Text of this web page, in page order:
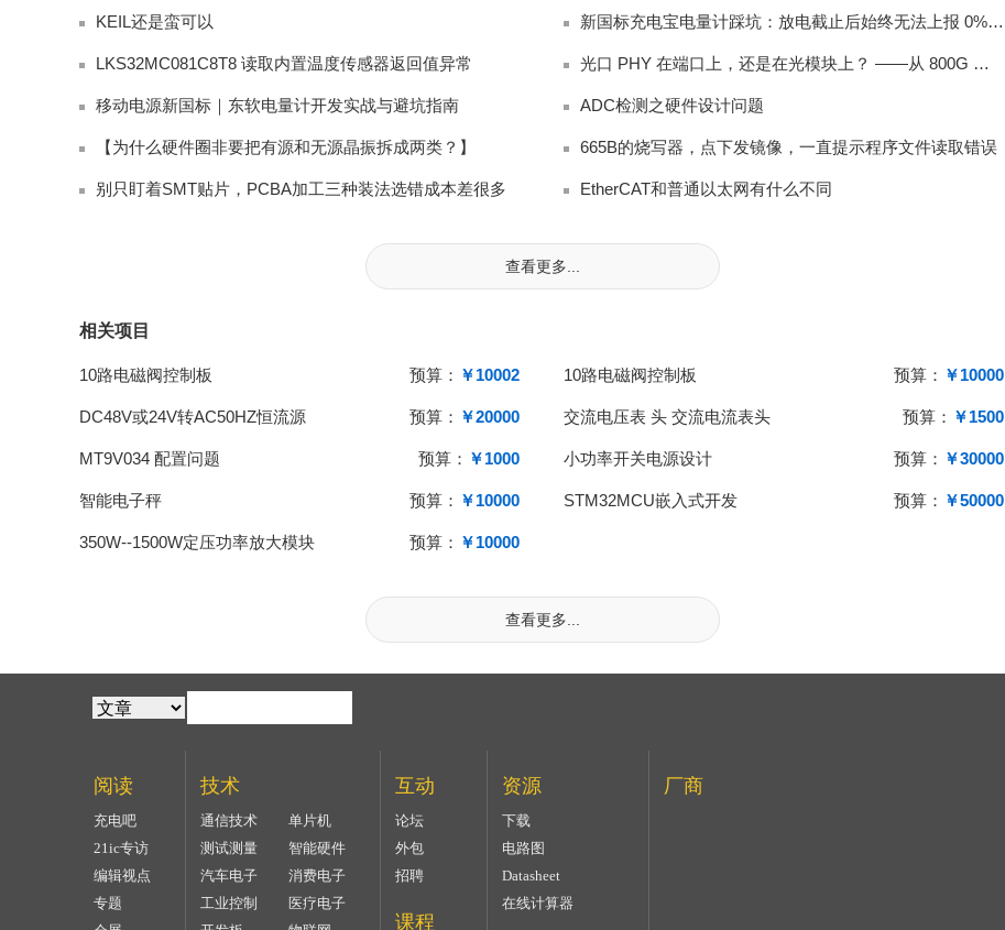
KEIL还是蛮可以 新国标充电宝电量计踩坑：放电截止后始终无法上报 0% 电量完整排查
LKS32MC081C8T8 读取内置温度传感器返回值异常 光口 PHY 在端口上，还是在光模块上？ ——从 800G 架构讲起
移动电源新国标｜东软电量计开发实战与避坑指南 ADC检测之硬件设计问题
【为什么硬件圈非要把有源和无源晶振拆成两类？】 665B的烧写器，点下发镜像，一直提示程序文件读取错误
别只盯着SMT贴片，PCBA加工三种装法选错成本差很多 EtherCAT和普通以太网有什么不同
查看更多...
相关项目
10路电磁阀控制板 预算： ￥10002 10路电磁阀控制板 预算： ￥10000
DC48V或24V转AC50HZ恒流源 预算： ￥20000 交流电压表 头 交流电流表头 预算： ￥1500
MT9V034 配置问题 预算： ￥1000 小功率开关电源设计 预算： ￥30000
智能电子秤 预算： ￥10000 STM32MCU嵌入式开发 预算： ￥50000
350W--1500W定压功率放大模块 预算： ￥10000
查看更多...
阅读
充电吧
21ic专访
编辑视点
专题
技术
通信技术
单片机
测试测量
智能硬件
汽车电子
消费电子
工业控制
医疗电子
互动
论坛
外包
招聘
课程
资源
下载
电路图
Datasheet
在线计算器
厂商